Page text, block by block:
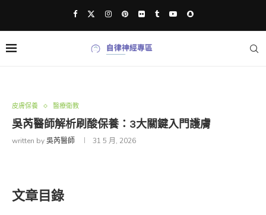
皮膚保養 醫療衛教
吳芮醫師解析刷酸保養：3大關鍵入門護膚
written by吳芮醫師 31 5 月, 2026
文章目錄